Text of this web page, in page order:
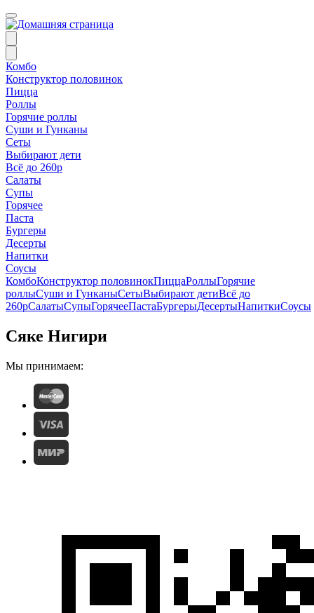
Комбо
Конструктор половинок
Пицца
Роллы
Горячие роллы
Суши и Гунканы
Сеты
Выбирают дети
Всё до 260р
Салаты
Супы
Горячее
Паста
Бургеры
Десерты
Напитки
Соусы
КомбоКонструктор половинокПиццаРоллыГорячие
роллыСуши и ГунканыСетыВыбирают детиВсё до
260рСалатыСупыГорячееПастаБургерыДесертыНапиткиСоусы
Сяке Нигири
Мы принимаем: